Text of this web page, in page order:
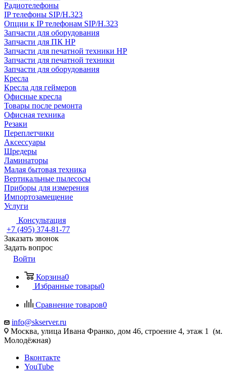
Радиотелефоны
IP телефоны SIP/H.323
Опции к IP телефонам SIP/H.323
Запчасти для оборудования
Запчасти для ПК HP
Запчасти для печатной техники HP
Запчасти для печатной техники
Запчасти для оборудования
Кресла
Кресла для геймеров
Офисные кресла
Товары после ремонта
Офисная техника
Резаки
Переплетчики
Аксессуары
Шредеры
Ламинаторы
Малая бытовая техника
Вертикальные пылесосы
Приборы для измерения
Импортозамещение
Услуги
Консультация
+7 (495) 374-81-77
Заказать звонок
Задать вопрос
Войти
Корзина0
Избранные товары0
Сравнение товаров0
info@skserver.ru
Москва, улица Ивана Франко, дом 46, строение 4, этаж 1 (м.
Молодёжная)
Вконтакте
YouTube